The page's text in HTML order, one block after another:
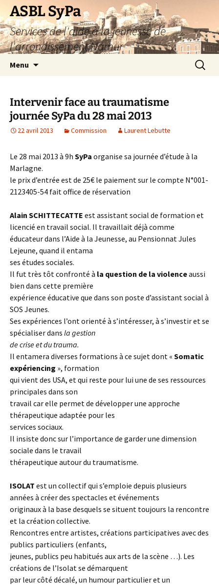
Aller
au
contenu
ASBL SyPa
Services de l'aide à la jeunesse de
l'arrondissement Namur
Menu
Intervenir face au traumatisme
journée SyPa du 28 mai 2013
22 avril 2013 Commission Laurent Lebutte
Le 28 mai 2013 à 9h SyPa organise sa journée d’étude à la
Marlagne.
le prix d’entrée est de 25€ le paiement sur le compte N°001-
2123405-54 fait office de réservation
Alain SCHITTECATTE est assistant social de formation et
licencié en travail social. Il travaillait déjà comme
éducateur dans l’Aide à la Jeunesse, au Pensionnat Jules
Lejeune, quand il entama
ses études sociales.
Il fut très tôt confronté à la question de la violenceaussi
bien dans cette première
expérience éducative que dans son poste d’assistant social à
SOS Jeunes.
Ses expériences l’ont orienté à s’intéresser, à s’investir et se
spécialiser dans la gestion
de crise et du trauma.
Il entamera diverses formations à ce sujet dont « Somatic
expériencing », formation
qui vient des USA, et qui reste pour lui une de ses ressources
principales dans son
travail car elle permet de développer une approche
thérapeutique adaptée pour les
services sociaux.
Il insiste donc sur l’importance de garder une dimension
sociale dans le travail
thérapeutique autour du traumatisme.
ISOLAT est un collectif qui s’emploie depuis plusieurs
années à créer des spectacles et événements
originaux à la base desquels se situent toujours la rencontre
et la création collective.
Rencontres entre artistes, créations participatives avec des
publics particuliers (enfants,
jeunes, publics peu habitués aux arts de la scène …). Les
créations de l’Isolat se démarquent
par leur côté décalé, un humour particulier et un